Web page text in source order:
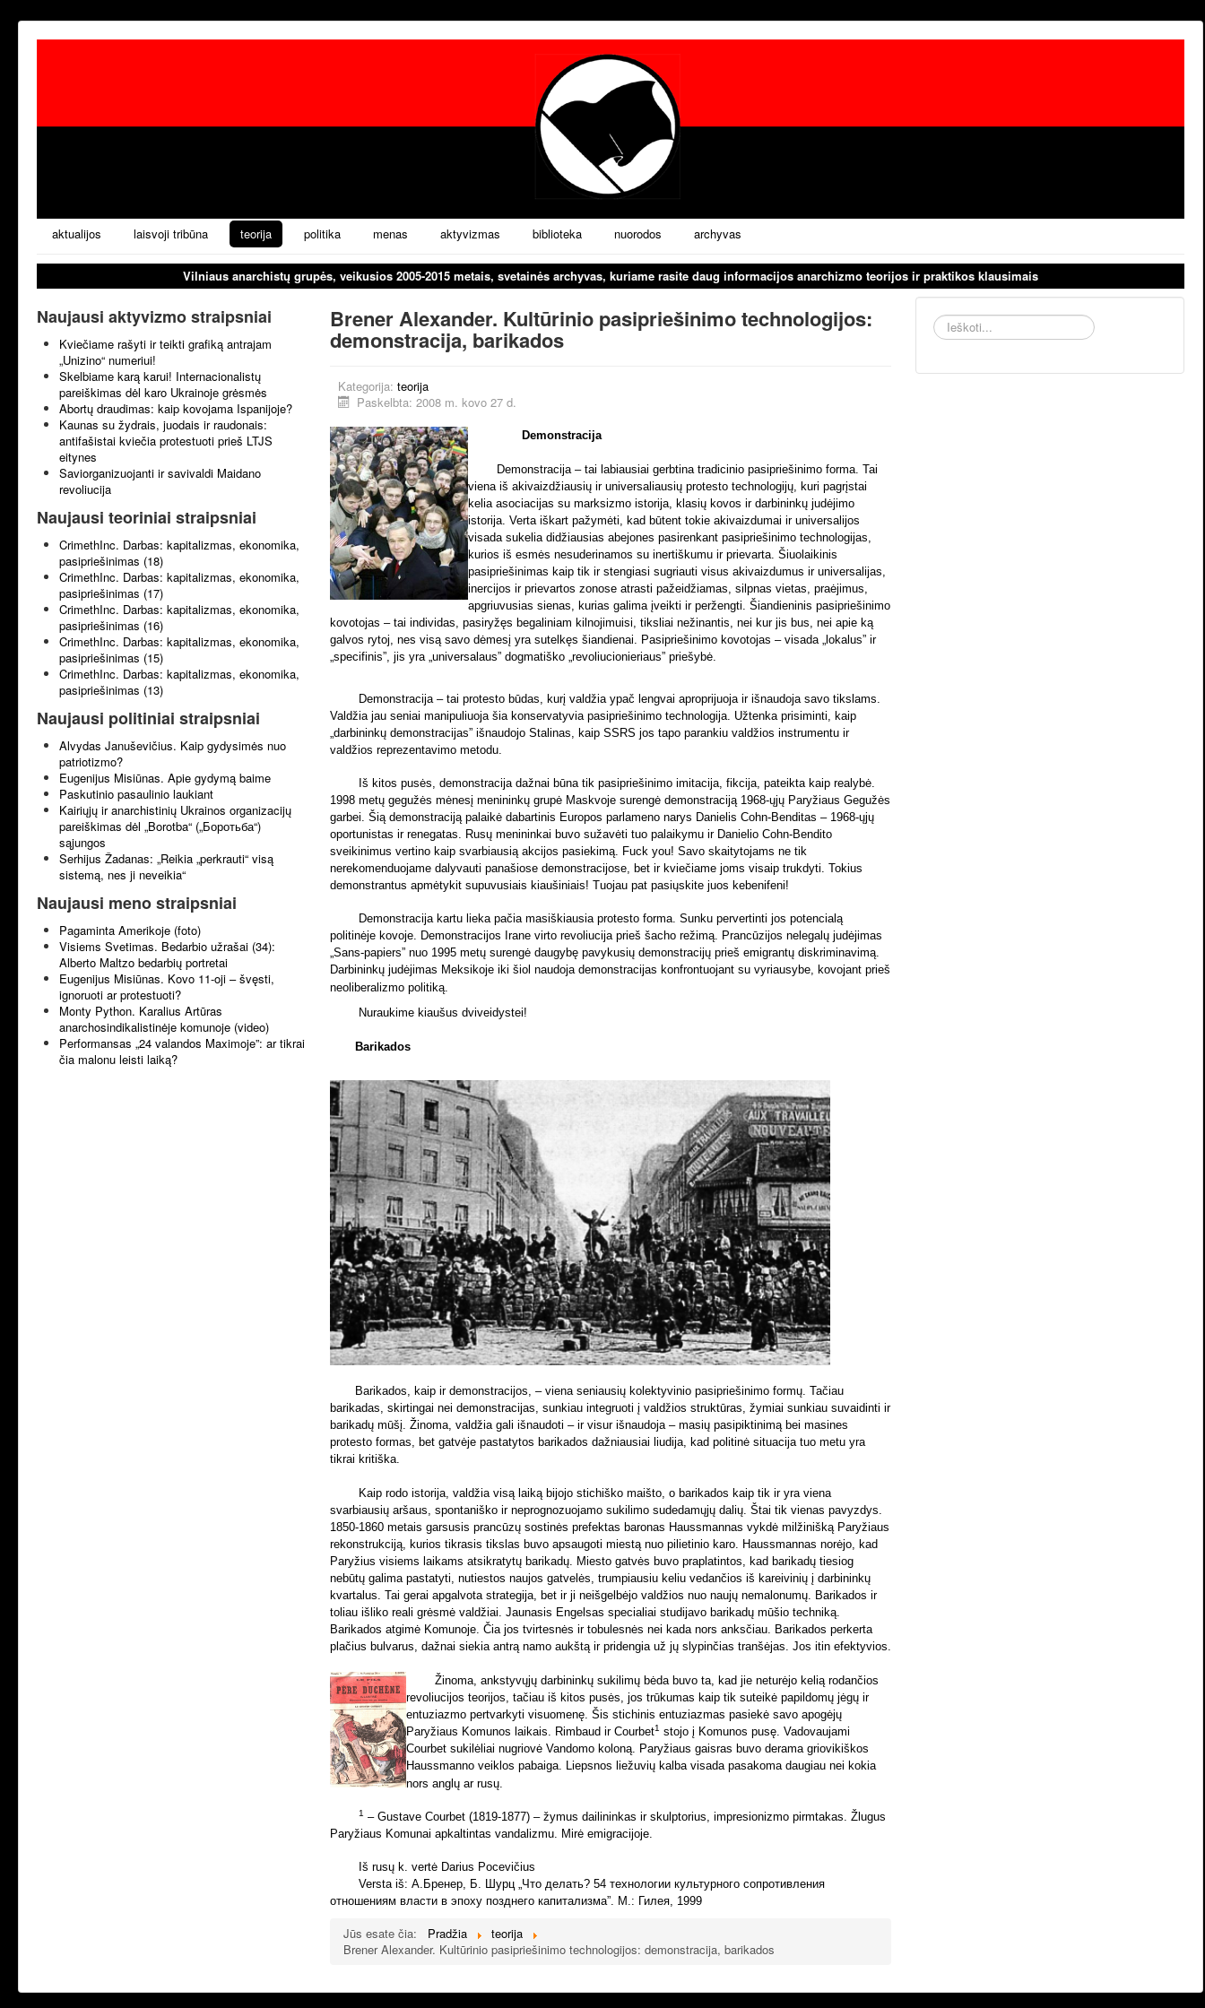
aktualijos laisvoji tribūna teorija politika menas aktyvizmas biblioteka nuorodos archyvas
Vilniaus anarchistų grupės, veikusios 2005-2015 metais, svetainės archyvas, kuriame rasite daug informacijos anarchizmo teorijos ir praktikos klausimais
Naujausi aktyvizmo straipsniai
Kviečiame rašyti ir teikti grafiką antrajam
„Unizino“ numeriui!
Skelbiame karą karui! Internacionalistų
pareiškimas dėl karo Ukrainoje grėsmės
Abortų draudimas: kaip kovojama Ispanijoje?
Kaunas su žydrais, juodais ir raudonais:
antifašistai kviečia protestuoti prieš LTJS
eitynes
Saviorganizuojanti ir savivaldi Maidano
revoliucija
Naujausi teoriniai straipsniai
CrimethInc. Darbas: kapitalizmas, ekonomika,
pasipriešinimas (18)
CrimethInc. Darbas: kapitalizmas, ekonomika,
pasipriešinimas (17)
CrimethInc. Darbas: kapitalizmas, ekonomika,
pasipriešinimas (16)
CrimethInc. Darbas: kapitalizmas, ekonomika,
pasipriešinimas (15)
CrimethInc. Darbas: kapitalizmas, ekonomika,
pasipriešinimas (13)
Naujausi politiniai straipsniai
Alvydas Januševičius. Kaip gydysimės nuo
patriotizmo?
Eugenijus Misiūnas. Apie gydymą baime
Paskutinio pasaulinio laukiant
Kairiųjų ir anarchistinių Ukrainos organizacijų
pareiškimas dėl „Borotba“ („Боротьба“)
sąjungos
Serhijus Žadanas: „Reikia „perkrauti“ visą
sistemą, nes ji neveikia“
Naujausi meno straipsniai
Pagaminta Amerikoje (foto)
Visiems Svetimas. Bedarbio užrašai (34):
Alberto Maltzo bedarbių portretai
Eugenijus Misiūnas. Kovo 11-oji – švęsti,
ignoruoti ar protestuoti?
Monty Python. Karalius Artūras
anarchosindikalistinėje komunoje (video)
Performansas „24 valandos Maximoje”: ar tikrai
čia malonu leisti laiką?
Brener Alexander. Kultūrinio pasipriešinimo technologijos:
demonstracija, barikados
Kategorija: teorija
Paskelbta: 2008 m. kovo 27 d.
Demonstracija
Demonstracija – tai labiausiai gerbtina tradicinio pasipriešinimo forma. Tai
viena iš akivaizdžiausių ir universaliausių protesto technologijų, kuri pagrįstai
kelia asociacijas su marksizmo istorija, klasių kovos ir darbininkų judėjimo
istorija. Verta iškart pažymėti, kad būtent tokie akivaizdumai ir universalijos
visada sukelia didžiausias abejones pasirenkant pasipriešinimo technologijas,
kurios iš esmės nesuderinamos su inertiškumu ir prievarta. Šiuolaikinis
pasipriešinimas kaip tik ir stengiasi sugriauti visus akivaizdumus ir universalijas,
inercijos ir prievartos zonose atrasti pažeidžiamas, silpnas vietas, praėjimus,
apgriuvusias sienas, kurias galima įveikti ir peržengti. Šiandieninis pasipriešinimo
kovotojas – tai individas, pasiryžęs begaliniam kilnojimuisi, tiksliai nežinantis, nei kur jis bus, nei apie ką
galvos rytoj, nes visą savo dėmesį yra sutelkęs šiandienai. Pasipriešinimo kovotojas – visada „lokalus” ir
„specifinis”, jis yra „universalaus” dogmatiško „revoliucionieriaus” priešybė.
Demonstracija – tai protesto būdas, kurį valdžia ypač lengvai aproprijuoja ir išnaudoja savo tikslams.
Valdžia jau seniai manipuliuoja šia konservatyvia pasipriešinimo technologija. Užtenka prisiminti, kaip
„darbininkų demonstracijas” išnaudojo Stalinas, kaip SSRS jos tapo parankiu valdžios instrumentu ir
valdžios reprezentavimo metodu.
Iš kitos pusės, demonstracija dažnai būna tik pasipriešinimo imitacija, fikcija, pateikta kaip realybė.
1998 metų gegužės mėnesį menininkų grupė Maskvoje surengė demonstraciją 1968-ųjų Paryžiaus Gegužės
garbei. Šią demonstraciją palaikė dabartinis Europos parlameno narys Danielis Cohn-Benditas – 1968-ųjų
oportunistas ir renegatas. Rusų menininkai buvo sužavėti tuo palaikymu ir Danielio Cohn-Bendito
sveikinimus vertino kaip svarbiausią akcijos pasiekimą. Fuck you! Savo skaitytojams ne tik
nerekomenduojame dalyvauti panašiose demonstracijose, bet ir kviečiame joms visaip trukdyti. Tokius
demonstrantus apmėtykit supuvusiais kiaušiniais! Tuojau pat pasiųskite juos kebenifeni!
Demonstracija kartu lieka pačia masiškiausia protesto forma. Sunku pervertinti jos potencialą
politinėje kovoje. Demonstracijos Irane virto revoliucija prieš šacho režimą. Prancūzijos nelegalų judėjimas
„Sans-papiers” nuo 1995 metų surengė daugybę pavykusių demonstracijų prieš emigrantų diskriminavimą.
Darbininkų judėjimas Meksikoje iki šiol naudoja demonstracijas konfrontuojant su vyriausybe, kovojant prieš
neoliberalizmo politiką.
Nuraukime kiaušus dviveidystei!
Barikados
Barikados, kaip ir demonstracijos, – viena seniausių kolektyvinio pasipriešinimo formų. Tačiau
barikadas, skirtingai nei demonstracijas, sunkiau integruoti į valdžios struktūras, žymiai sunkiau suvaidinti ir
barikadų mūšį. Žinoma, valdžia gali išnaudoti – ir visur išnaudoja – masių pasipiktinimą bei masines
protesto formas, bet gatvėje pastatytos barikados dažniausiai liudija, kad politinė situacija tuo metu yra
tikrai kritiška.
Kaip rodo istorija, valdžia visą laiką bijojo stichiško maišto, o barikados kaip tik ir yra viena
svarbiausių aršaus, spontaniško ir neprognozuojamo sukilimo sudedamųjų dalių. Štai tik vienas pavyzdys.
1850-1860 metais garsusis prancūzų sostinės prefektas baronas Haussmannas vykdė milžinišką Paryžiaus
rekonstrukciją, kurios tikrasis tikslas buvo apsaugoti miestą nuo pilietinio karo. Haussmannas norėjo, kad
Paryžius visiems laikams atsikratytų barikadų. Miesto gatvės buvo praplatintos, kad barikadų tiesiog
nebūtų galima pastatyti, nutiestos naujos gatvelės, trumpiausiu keliu vedančios iš kareivinių į darbininkų
kvartalus. Tai gerai apgalvota strategija, bet ir ji neišgelbėjo valdžios nuo naujų nemalonumų. Barikados ir
toliau išliko reali grėsmė valdžiai. Jaunasis Engelsas specialiai studijavo barikadų mūšio techniką.
Barikados atgimė Komunoje. Čia jos tvirtesnės ir tobulesnės nei kada nors anksčiau. Barikados perkerta
plačius bulvarus, dažnai siekia antrą namo aukštą ir pridengia už jų slypinčias tranšėjas. Jos itin efektyvios.
Žinoma, ankstyvųjų darbininkų sukilimų bėda buvo ta, kad jie neturėjo kelią rodančios
revoliucijos teorijos, tačiau iš kitos pusės, jos trūkumas kaip tik suteikė papildomų jėgų ir
entuziazmo pertvarkyti visuomenę. Šis stichinis entuziazmas pasiekė savo apogėjų
Paryžiaus Komunos laikais. Rimbaud ir Courbet1 stojo į Komunos pusę. Vadovaujami
Courbet sukilėliai nugriovė Vandomo koloną. Paryžiaus gaisras buvo derama griovikiškos
Haussmanno veiklos pabaiga. Liepsnos liežuvių kalba visada pasakoma daugiau nei kokia
nors anglų ar rusų.
1 – Gustave Courbet (1819-1877) – žymus dailininkas ir skulptorius, impresionizmo pirmtakas. Žlugus
Paryžiaus Komunai apkaltintas vandalizmu. Mirė emigracijoje.
Iš rusų k. vertė Darius Pocevičius
Versta iš: А.Бренер, Б. Шурц „Что делать? 54 технологии культурного сопротивления
отношениям власти в эпоху позднего капитализма”. М.: Гилея, 1999
Jūs esate čia: Pradžia
teorija
Brener Alexander. Kultūrinio pasipriešinimo technologijos: demonstracija, barikados
Ieškoti...